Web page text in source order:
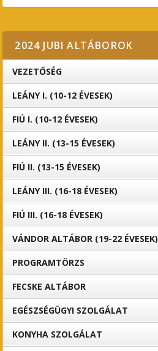
2024 JUBI ALTÁBOROK
VEZETŐSÉG
LEÁNY I. (10-12 ÉVESEK)
FIÚ I. (10-12 ÉVESEK)
LEÁNY II. (13-15 ÉVESEK)
FIÚ II. (13-15 ÉVESEK)
LEÁNY III. (16-18 ÉVESEK)
FIÚ III. (16-18 ÉVESEK)
VÁNDOR ALTÁBOR (19-22 ÉVESEK)
PROGRAMTÖRZS
FECSKE ALTÁBOR
EGÉSZSÉGÜGYI SZOLGÁLAT
KONYHA SZOLGÁLAT